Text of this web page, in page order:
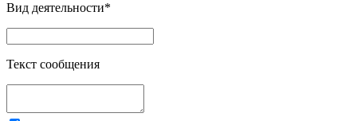
Вид деятельности*
Текст сообщения